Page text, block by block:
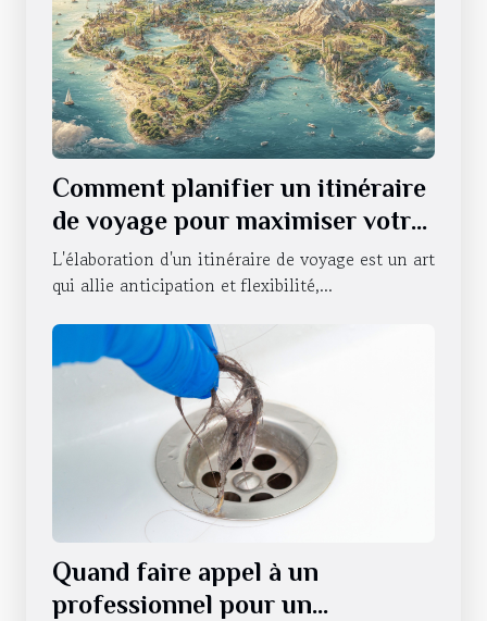
Comment planifier un itinéraire
de voyage pour maximiser votre
expérience
L'élaboration d'un itinéraire de voyage est un art
qui allie anticipation et flexibilité,...
Quand faire appel à un
professionnel pour un